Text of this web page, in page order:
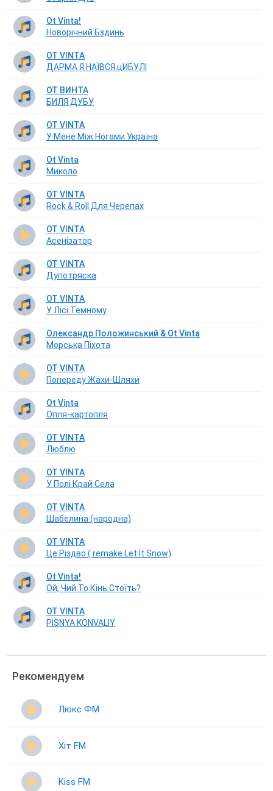
Ot Vinta!
Новорічний Бздинь
OT VINTA
ДАРМА Я НАЇВСЯ цИБУЛІ
ОТ ВИНТА
БИЛЯ ДУБУ
OT VINTA
У Мене Між Ногами Україна
Ot Vinta
Миколо
OT VINTA
Rock & Roll Для Черепах
OT VINTA
Асенізатор
OT VINTA
Дупотряска
OT VINTA
У Лісі Темному
Олександр Положинський & Ot Vinta
Морська Піхота
OT VINTA
Попереду Жахи-Шляхи
Ot Vinta
Опля-картопля
OT VINTA
Люблю
OT VINTA
У Полі Край Села
OT VINTA
Шабелина (народна)
OT VINTA
Це Різдво ( remake Let It Snow)
Ot Vinta!
Ой, Чий То Кінь Стоїть?
OT VINTA
PISNYA KONVALIY
Рекомендуем
Люкс ФМ
Хіт FM
Kiss FM